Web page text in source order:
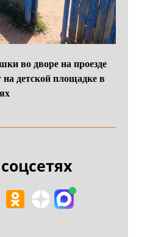
во дворе на проезде
детской площадке в